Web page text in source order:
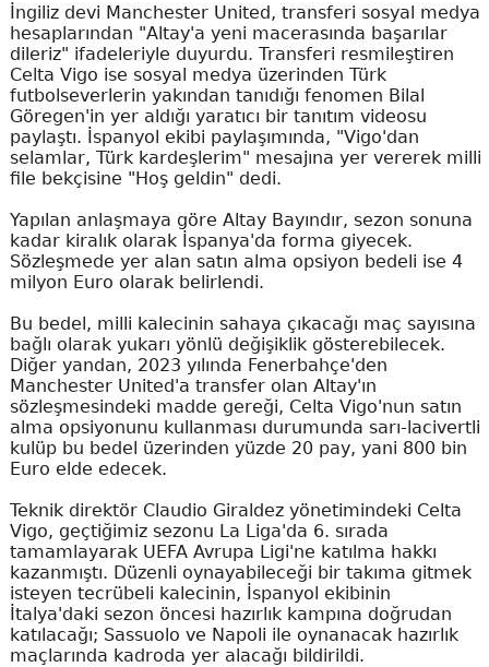
İngiliz devi Manchester United, transferi sosyal medya
hesaplarından "Altay'a yeni macerasında başarılar
dileriz" ifadeleriyle duyurdu. Transferi resmileştiren
Celta Vigo ise sosyal medya üzerinden Türk
futbolseverlerin yakından tanıdığı fenomen Bilal
Göregen'in yer aldığı yaratıcı bir tanıtım videosu
paylaştı. İspanyol ekibi paylaşımında, "Vigo'dan
selamlar, Türk kardeşlerim" mesajına yer vererek milli
file bekçisine "Hoş geldin" dedi.
Yapılan anlaşmaya göre Altay Bayındır, sezon sonuna
kadar kiralık olarak İspanya'da forma giyecek.
Sözleşmede yer alan satın alma opsiyon bedeli ise 4
milyon Euro olarak belirlendi.
Bu bedel, milli kalecinin sahaya çıkacağı maç sayısına
bağlı olarak yukarı yönlü değişiklik gösterebilecek.
Diğer yandan, 2023 yılında Fenerbahçe'den
Manchester United'a transfer olan Altay'ın
sözleşmesindeki madde gereği, Celta Vigo'nun satın
alma opsiyonunu kullanması durumunda sarı-lacivertli
kulüp bu bedel üzerinden yüzde 20 pay, yani 800 bin
Euro elde edecek.
Teknik direktör Claudio Giraldez yönetimindeki Celta
Vigo, geçtiğimiz sezonu La Liga'da 6. sırada
tamamlayarak UEFA Avrupa Ligi'ne katılma hakkı
kazanmıştı. Düzenli oynayabileceği bir takıma gitmek
isteyen tecrübeli kalecinin, İspanyol ekibinin
İtalya'daki sezon öncesi hazırlık kampına doğrudan
katılacağı; Sassuolo ve Napoli ile oynanacak hazırlık
maçlarında kadroda yer alacağı bildirildi.